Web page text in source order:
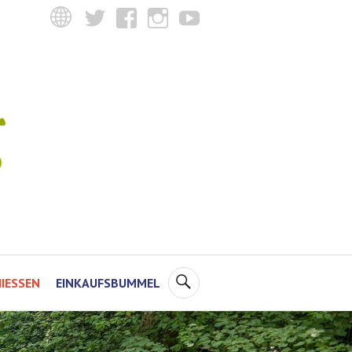
TwitterFacebookInstagram
EINKAUFSBUMMEL SUCHE